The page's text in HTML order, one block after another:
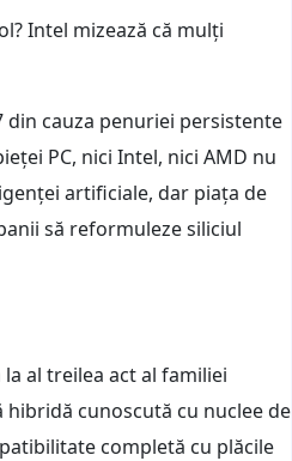
Intel mizează că mulți
din cauza penuriei persistente
PC, nici Intel, nici AMD nu
artificiale, dar piața de
să reformuleze siliciul
al treilea act al familiei
cunoscută cu nuclee de
completă cu plăcile